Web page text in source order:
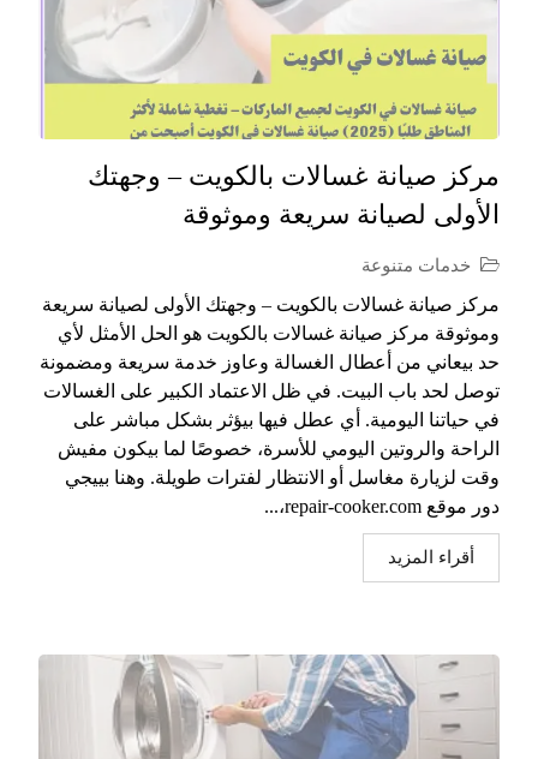
مركز صيانة غسالات بالكويت – وجهتك
الأولى لصيانة سريعة وموثوقة
خدمات متنوعة
مركز صيانة غسالات بالكويت – وجهتك الأولى لصيانة سريعة
وموثوقة مركز صيانة غسالات بالكويت هو الحل الأمثل لأي
حد بيعاني من أعطال الغسالة وعاوز خدمة سريعة ومضمونة
توصل لحد باب البيت. في ظل الاعتماد الكبير على الغسالات
في حياتنا اليومية. أي عطل فيها بيؤثر بشكل مباشر على
الراحة والروتين اليومي للأسرة، خصوصًا لما بيكون مفيش
وقت لزيارة مغاسل أو الانتظار لفترات طويلة. وهنا بييجي
دور موقع repair-cooker.com،...
أقراء المزيد